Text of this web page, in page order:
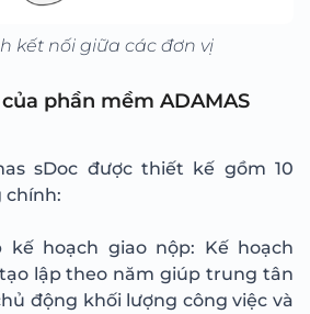
kết nối giữa các đơn vị
phần mềm ADAMAS
sDoc được thiết kế gồm 10
chính:
kế hoạch giao nộp: Kế hoạch
lập theo năm giúp trung tân
động khối lượng công việc và